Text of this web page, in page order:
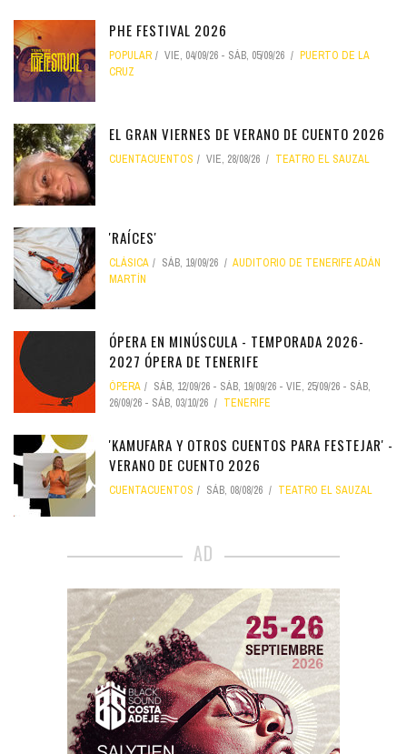
PHE FESTIVAL 2026
POPULAR VIE, 04/09/26 - SÁB, 05/09/26
PUERTO DE LA
CRUZ
EL GRAN VIERNES DE VERANO DE CUENTO 2026
CUENTACUENTOS VIE, 28/08/26 TEATRO EL SAUZAL
'RAÍCES'
CLÁSICA SÁB, 19/09/26
AUDITORIO DE TENERIFE ADÁN
MARTÍN
ÓPERA EN MINÚSCULA - TEMPORADA 2026-
2027 ÓPERA DE TENERIFE
ÓPERA SÁB, 12/09/26 - SÁB, 19/09/26 - VIE, 25/09/26 - SÁB,
26/09/26 - SÁB, 03/10/26 TENERIFE
'KAMUFARA Y OTROS CUENTOS PARA FESTEJAR' -
VERANO DE CUENTO 2026
CUENTACUENTOS SÁB, 08/08/26 TEATRO EL SAUZAL
AD